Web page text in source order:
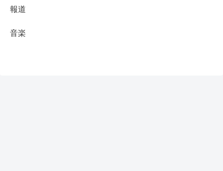
報道
音楽